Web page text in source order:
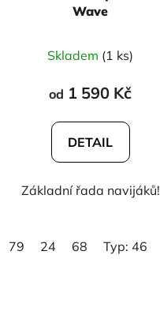
Wave
Skladem (1 ks)
od 1 590 Kč
DETAIL
Základní řada navijáků!
79 24 68 Typ: 46